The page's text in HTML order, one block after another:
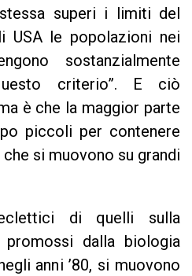
superi i limiti del
USA le popolazioni nei
sostanzialmente
criterio”. E ciò
è che la maggior parte
piccoli per contenere
si muovono su grandi
di quelli sulla
dalla biologia
anni ’80, si muovono